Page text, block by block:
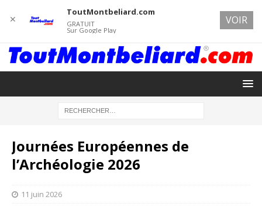
Journées Européennes de
l’Archéologie 2026
11 juin 2026
✕
ToutMontbeliard.com
GRATUIT
Sur Google Play
VOIR